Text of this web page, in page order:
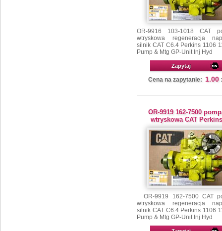
OR-9916 103-1018 CAT
wtryskowa regeneracja
silnik CAT C6.4 Perkins 1106
Pump & Mtg GP-Unit Inj Hyd
Zapytaj
Cena na zapytanie: 1.00
OR-9919 162-7500
wtryskowa CAT Perkins
OR-9919 162-7500 CAT
wtryskowa regeneracja
silnik CAT C6.4 Perkins 1106
Pump & Mtg GP-Unit Inj Hyd